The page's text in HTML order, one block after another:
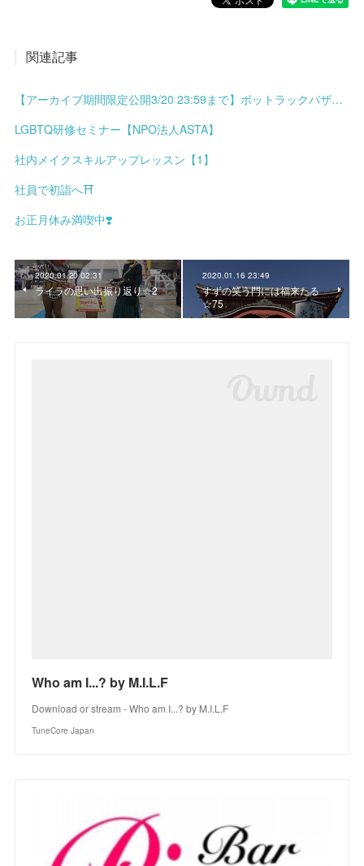
関連記事
【アーカイブ期間限定公開3/20 23:59まで】ポットラックバザール presents 港まちブロックパーティーミニ meets みなと土曜市
LGBTQ研修セミナー【NPO法人ASTA】
社内メイクスキルアップレッスン【1】
社員で初詣へ⛩
お正月休み満喫中❣️
2020.01.20 02:31
ライラの思い出振り返り☆2
2020.01.16 23:49
すずの笑う門には福来たる
☆75
Who am I...? by M.I.L.F
Download or stream - Who am I...? by M.I.L.F
TuneCore Japan